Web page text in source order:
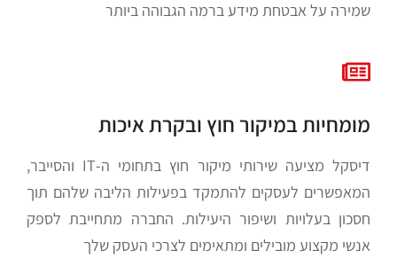
שמירה על אבטחת מידע ברמה הגבוהה ביותר
מומחיות במיקור חוץ ובקרת איכות
דיסקל מציעה שירותי מיקור חוץ בתחומי ה-IT והסייבר,
המאפשרים לעסקים להתמקד בפעילות הליבה שלהם תוך
חסכון בעלויות ושיפור היעילות. החברה מתחייבת לספק
אנשי מקצוע מובילים ומתאימים לצרכי העסק שלך​